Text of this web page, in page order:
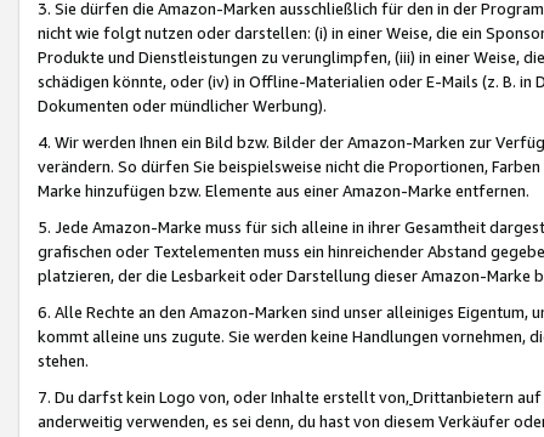
3. Sie dürfen die Amazon-Marken ausschließlich für den in der
nicht wie folgt nutzen oder darstellen: (i) in einer Weise, die ein
Produkte und Dienstleistungen zu verunglimpfen, (iii) in einer Weise,
schädigen könnte, oder (iv) in Offline-Materialien oder E-Mails (z. B. in
Dokumenten oder mündlicher Werbung).
4. Wir werden Ihnen ein Bild bzw. Bilder der Amazon-Marken zur
verändern. So dürfen Sie beispielsweise nicht die Proportionen,
Marke hinzufügen bzw. Elemente aus einer Amazon-Marke entfernen.
5. Jede Amazon-Marke muss für sich alleine in ihrer Gesamtheit
grafischen oder Textelementen muss ein hinreichender Abstand
platzieren, der die Lesbarkeit oder Darstellung dieser Amazon-Marke
6. Alle Rechte an den Amazon-Marken sind unser alleiniges
kommt alleine uns zugute. Sie werden keine Handlungen vornehmen,
stehen.
7. Du darfst kein Logo von, oder Inhalte erstellt von,Drittanbietern auf
anderweitig verwenden, es sei denn, du hast von diesem Verkäufer